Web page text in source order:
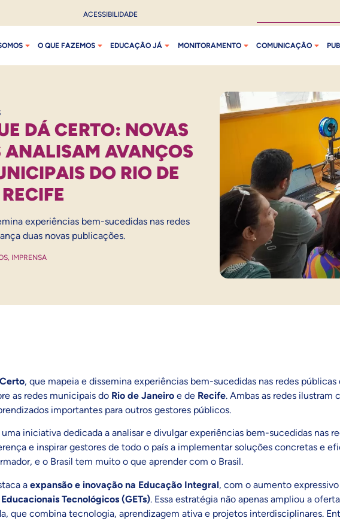
ACESSIBILIDADE
O QUE FAZEMOS EDUCAÇÃO JÁ MONITORAMENTO COMUNICAÇÃO
DÁ CERTO: NOVAS
ANALISAM AVANÇOS
DO RIO DE
experiências bem-sucedidas nas redes
duas novas publicações.
, IMPRENSA
, que mapeia e dissemina experiências bem-sucedidas nas redes
as redes municipais do Rio de Janeiro e de Recife. Ambas as redes ilustram
importantes para outros gestores públicos.
uma iniciativa dedicada a analisar e divulgar experiências bem-sucedidas nas
e inspirar gestores de todo o país a implementar soluções concretas e
e o Brasil tem muito o que aprender com o Brasil.
a expansão e inovação na Educação Integral, com o aumento
Tecnológicos (GETs). Essa estratégia não apenas ampliou a
que combina tecnologia, aprendizagem ativa e projetos interdisciplinares.